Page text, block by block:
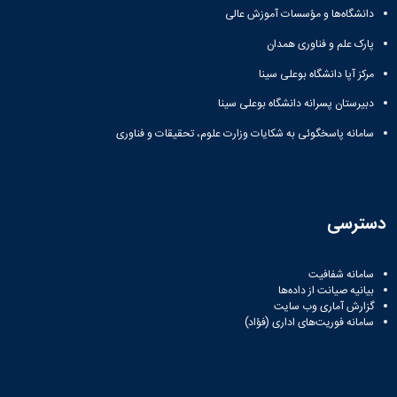
معظم
رهبری
تماس
دانشگاه
روابط
عمومی
آدرس
آموزش
سایر
تقویم
آموزشی
نظامنامه
آموزش
آزمایشگاه
باستان
شناسی
هوش
ربات
بینایی
مرکزی
مرکز
اسناد
پایان
نامه
و
حسابداری
رزن
صنایع
غذایی
بهار
آموزش
دختران)
زمین
چمن
سالن‌های
تفریحی-
سیاحتی
باغ
دانشگاه
دانشگاه
دانشگاه‌ها و مؤسسات آموزش عالی
پارک علم و فناوری همدان
مرکز آپا دانشگاه بوعلی سینا
دبیرستان پسرانه دانشگاه بوعلی سینا
سامانه پاسخگوئی به شکایات وزارت علوم، تحقیقات و فناوری
دسترسی
سامانه شفافیت
بیانیه صیانت از داده‌ها
گزارش آماری وب‌ سایت
سامانه فوریت‌های اداری (فؤاد)